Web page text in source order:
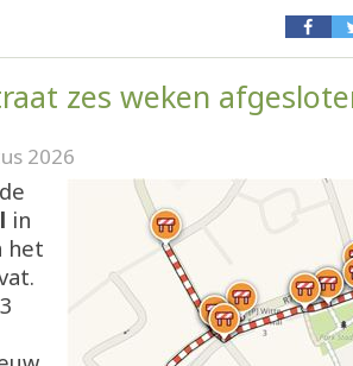
zes weken
2026
in
het